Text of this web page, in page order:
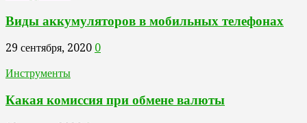
Виды аккумуляторов в мобильных телефонах
29 сентября, 2020 0
Инструменты
Какая комиссия при обмене валюты